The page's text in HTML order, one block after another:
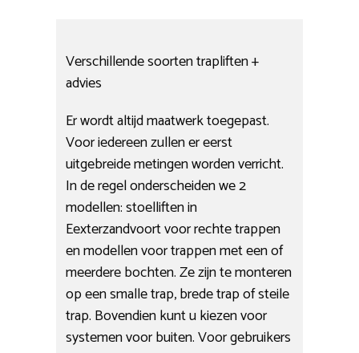
Verschillende soorten trapliften +
advies
Er wordt altijd maatwerk toegepast.
Voor iedereen zullen er eerst
uitgebreide metingen worden verricht.
In de regel onderscheiden we 2
modellen: stoelliften in
Eexterzandvoort voor rechte trappen
en modellen voor trappen met een of
meerdere bochten. Ze zijn te monteren
op een smalle trap, brede trap of steile
trap. Bovendien kunt u kiezen voor
systemen voor buiten. Voor gebruikers